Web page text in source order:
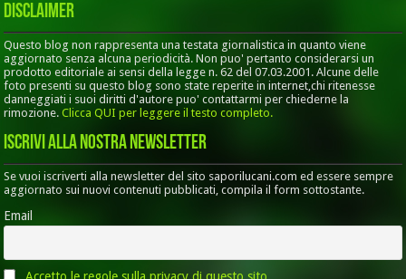
Disclaimer
Questo blog non rappresenta una testata giornalistica in quanto viene
aggiornato senza alcuna periodicità. Non puo' pertanto considerarsi un
prodotto editoriale ai sensi della legge n. 62 del 07.03.2001. Alcune delle
foto presenti su questo blog sono state reperite in internet,chi ritenesse
danneggiati i suoi diritti d'autore puo' contattarmi per chiederne la
rimozione.Clicca QUI per leggere il testo completo.
Iscrivi alla nostra Newsletter
Se vuoi iscriverti alla newsletter del sito saporilucani.com ed essere sempre
aggiornato sui nuovi contenuti pubblicati, compila il form sottostante.
Email
Accetto le regole sulla privacy di questo sito